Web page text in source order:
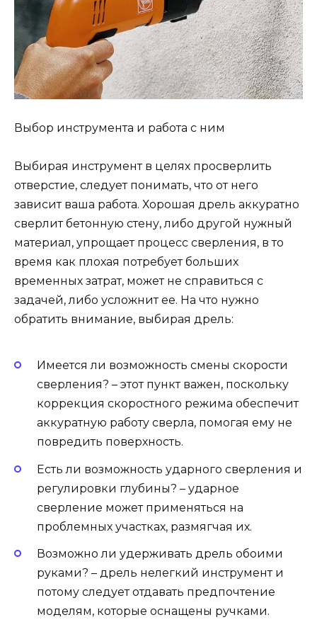
Выбор инструмента и работа с ним
Выбирая инструмент в целях просверлить
отверстие, следует понимать, что от него
зависит ваша работа. Хорошая дрель аккуратно
сверлит бетонную стену, либо другой нужный
материал, упрощает процесс сверления, в то
время как плохая потребует больших
временных затрат, может не справиться с
задачей, либо усложнит ее. На что нужно
обратить внимание, выбирая дрель:
Имеется ли возможность смены скорости
сверления? – этот пункт важен, поскольку
коррекция скоростного режима обеспечит
аккуратную работу сверла, помогая ему не
повредить поверхность.
Есть ли возможность ударного сверления и
регулировки глубины? – ударное
сверление может применяться на
проблемных участках, размягчая их.
Возможно ли удерживать дрель обоими
руками? – дрель нелегкий инструмент и
потому следует отдавать предпочтение
моделям, которые оснащены ручками.